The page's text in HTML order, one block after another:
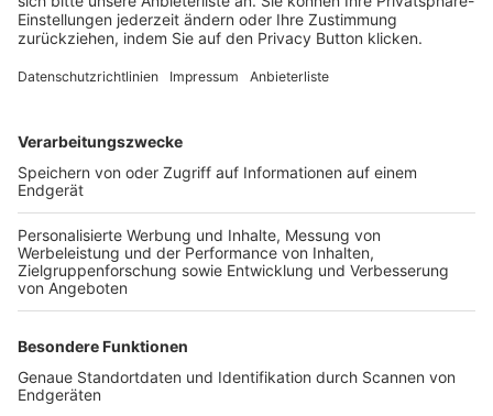
FOLGE DEM BFV
TOP-VEREINE
TOP-PARTNER